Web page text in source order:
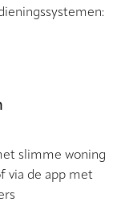
slimme woning
via de app met